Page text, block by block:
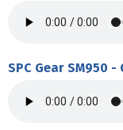
SPC Gear SM950